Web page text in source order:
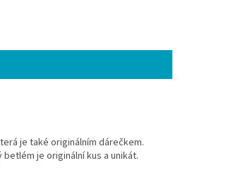
je také originálním dárečkem.
je originální kus a unikát.